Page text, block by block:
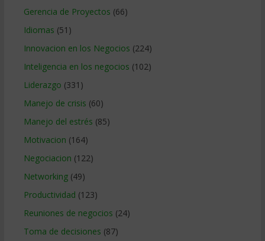
Gerencia de Proyectos (66)
Idiomas (51)
Innovacion en los Negocios (224)
Inteligencia en los negocios (102)
Liderazgo (331)
Manejo de crisis (60)
Manejo del estrés (85)
Motivacion (164)
Negociacion (122)
Networking(49)
Productividad (123)
Reuniones de negocios (24)
Toma de decisiones (87)